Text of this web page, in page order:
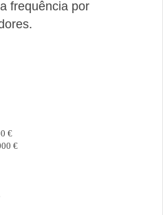
frequência por
€
€